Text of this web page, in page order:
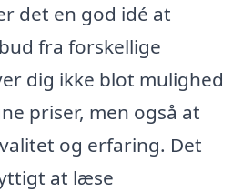
det en god idé at
fra forskellige
dig ikke blot mulighed
priser, men også at
og erfaring. Det
at læse